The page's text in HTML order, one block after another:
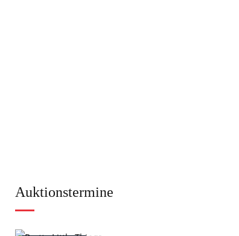
Auktionstermine